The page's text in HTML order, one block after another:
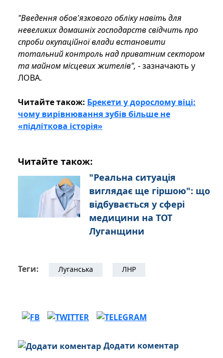
"Введення обов'язкового обліку навіть для
невеликих домашніх господарств свідчить про
спроби окупаційної влади встановити
тотальний контроль над приватним сектором
та майном місцевих жителів", - зазначають у
ЛОВА.
Читайте також: Брекети у дорослому віці:
чому вирівнювання зубів більше не
«підліткова історія»
Читайте також:
"Реальна ситуація
виглядає ще гіршою": що
відбувається у сфері
медицини на ТОТ
Луганщини
Теги: Луганська ЛНР
Додати коментар